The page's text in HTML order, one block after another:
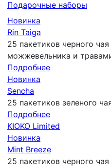
Подарочныe наборы
Новинка
Rin Taiga
25 пакетиков черного
можжевельника и
Подробнее
Новинка
Sencha
25 пакетиков зеленого
Подробнее
KIOKO Limited
Новинка
Mint Breeze
25 пакетиков черного